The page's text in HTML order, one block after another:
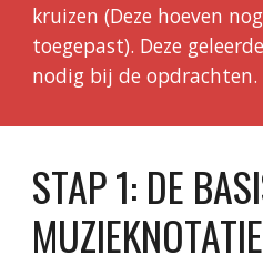
kruizen (Deze hoeven
toegepast). Deze
nodig bij de opdrachten.
STAP 1: DE
MUZIEKNOTATIE